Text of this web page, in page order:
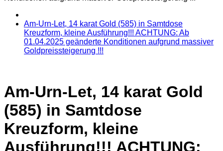
Am-Urn-Let, 14 karat Gold (585) in Samtdose
Kreuzform, kleine Ausführung!!! ACHTUNG: Ab
01.04.2025 geänderte Konditionen aufgrund massiver
Goldpreissteigerung !!!
Am-Urn-Let, 14 karat Gold
(585) in Samtdose
Kreuzform, kleine
Ausführung!!! ACHTUNG: